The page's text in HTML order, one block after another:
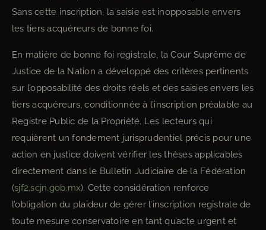
Sans cette inscription, la saisie est inopposable envers
les tiers acquéreurs de bonne foi.
En matière de bonne foi registrale, la Cour Suprême de
Justice de la Nation a développé des critères pertinents
sur l’opposabilité des droits réels et des saisies envers les
tiers acquéreurs, conditionnée à l’inscription préalable au
Registre Public de la Propriété. Les lecteurs qui
requièrent un fondement jurisprudentiel précis pour une
action en justice doivent vérifier les thèses applicables
directement dans le Bulletin Judiciaire de la Fédération
(sjf2.scjn.gob.mx). Cette considération renforce
l’obligation du plaideur de gérer l’inscription registrale de
toute mesure conservatoire en tant qu’acte urgent et